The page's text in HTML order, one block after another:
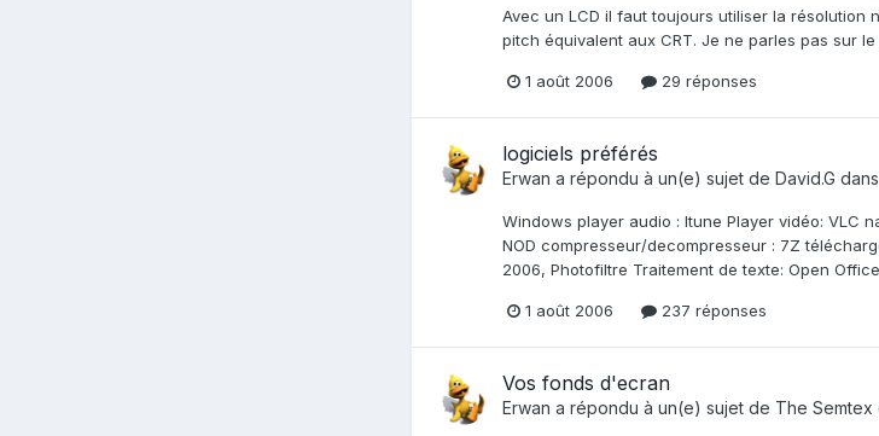
Avec un LCD il faut toujours utiliser la résolution
pitch équivalent aux CRT. Je ne parles pas sur
1 août 2006 29 réponses
logiciels préférés
Erwan a répondu à un(e) sujet de David.G dans
Windows player audio : Itune Player vidéo: VLC
NOD compresseur/decompresseur : 7Z
2006, Photofiltre Traitement de texte: Open
1 août 2006 237 réponses
Vos fonds d'ecran
Erwan a répondu à un(e) sujet de The Semtex